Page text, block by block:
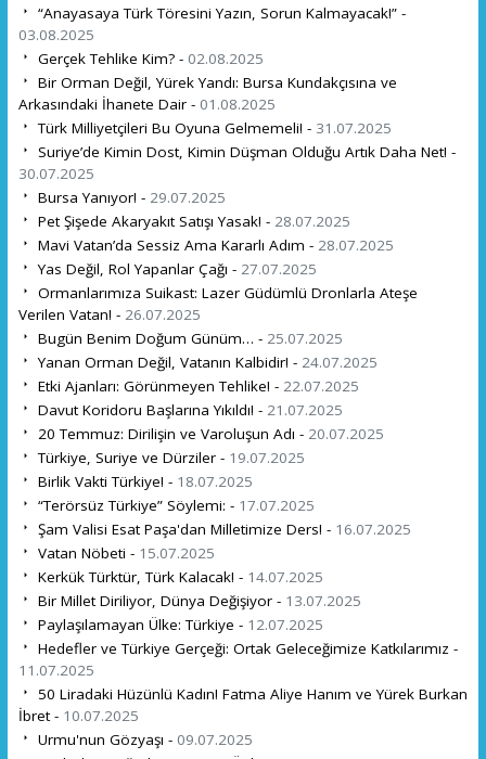
“Anayasaya Türk Töresini Yazın, Sorun Kalmayacak!” -
03.08.2025
Gerçek Tehlike Kim? - 02.08.2025
Bir Orman Değil, Yürek Yandı: Bursa Kundakçısına ve
Arkasındaki İhanete Dair - 01.08.2025
Türk Milliyetçileri Bu Oyuna Gelmemeli! - 31.07.2025
Suriye’de Kimin Dost, Kimin Düşman Olduğu Artık Daha Net! -
30.07.2025
Bursa Yanıyor! - 29.07.2025
Pet Şişede Akaryakıt Satışı Yasak! - 28.07.2025
Mavi Vatan’da Sessiz Ama Kararlı Adım - 28.07.2025
Yas Değil, Rol Yapanlar Çağı - 27.07.2025
Ormanlarımıza Suikast: Lazer Güdümlü Dronlarla Ateşe
Verilen Vatan! - 26.07.2025
Bugün Benim Doğum Günüm… - 25.07.2025
Yanan Orman Değil, Vatanın Kalbidir! - 24.07.2025
Etki Ajanları: Görünmeyen Tehlike! - 22.07.2025
Davut Koridoru Başlarına Yıkıldı! - 21.07.2025
20 Temmuz: Dirilişin ve Varoluşun Adı - 20.07.2025
Türkiye, Suriye ve Dürziler - 19.07.2025
Birlik Vakti Türkiye! - 18.07.2025
“Terörsüz Türkiye” Söylemi: - 17.07.2025
Şam Valisi Esat Paşa'dan Milletimize Ders! - 16.07.2025
Vatan Nöbeti - 15.07.2025
Kerkük Türktür, Türk Kalacak! - 14.07.2025
Bir Millet Diriliyor, Dünya Değişiyor - 13.07.2025
Paylaşılamayan Ülke: Türkiye - 12.07.2025
Hedefler ve Türkiye Gerçeği: Ortak Geleceğimize Katkılarımız -
11.07.2025
50 Liradaki Hüzünlü Kadın! Fatma Aliye Hanım ve Yürek Burkan
İbret - 10.07.2025
Urmu'nun Gözyaşı - 09.07.2025